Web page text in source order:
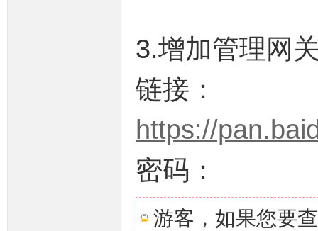
3.增加管理网
链接：
https://
密码：
游客，如果您要